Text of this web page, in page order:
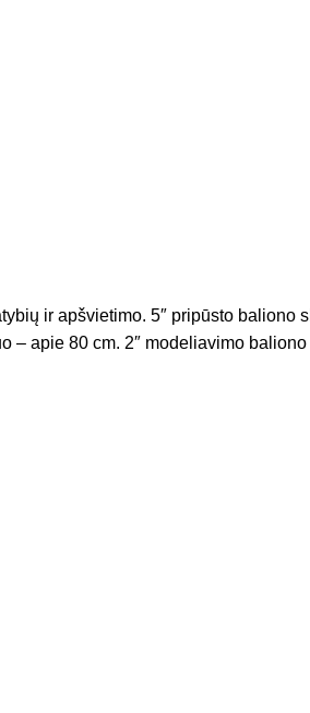
ir apšvietimo. 5″ pripūsto baliono
– apie 80 cm. 2″ modeliavimo